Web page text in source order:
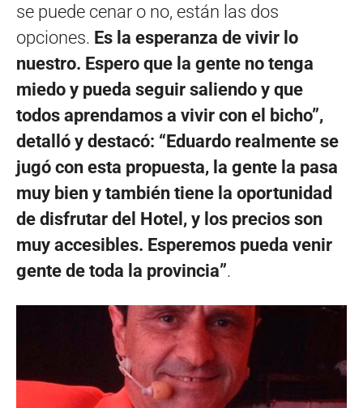
se puede cenar o no, están las dos
opciones. Es la esperanza de vivir lo
nuestro. Espero que la gente no tenga
miedo y pueda seguir saliendo y que
todos aprendamos a vivir con el bicho”,
detalló y destacó: “Eduardo realmente se
jugó con esta propuesta, la gente la pasa
muy bien y también tiene la oportunidad
de disfrutar del Hotel, y los precios son
muy accesibles. Esperemos pueda venir
gente de toda la provincia”.